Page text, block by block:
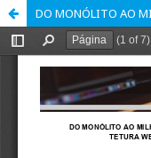
DO MONÓLITO AO